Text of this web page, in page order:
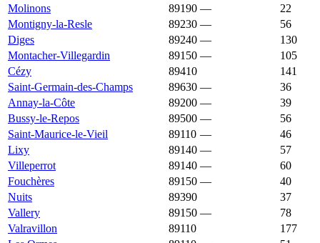
Molinons
89190 —
22
Montigny-la-Resle
89230 —
56
Diges
89240 —
130
Montacher-Villegardin
89150 —
105
Cézy
89410
141
Saint-Germain-des-Champs
89630 —
36
Annay-la-Côte
89200 —
39
Bussy-le-Repos
89500 —
56
Saint-Maurice-le-Vieil
89110 —
46
Lixy
89140 —
57
Villeperrot
89140 —
60
Fouchères
89150 —
40
Nuits
89390
37
Vallery
89150 —
78
Valravillon
89110
177